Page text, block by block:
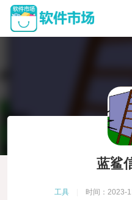
蓝鲨
工具 时间：2023-